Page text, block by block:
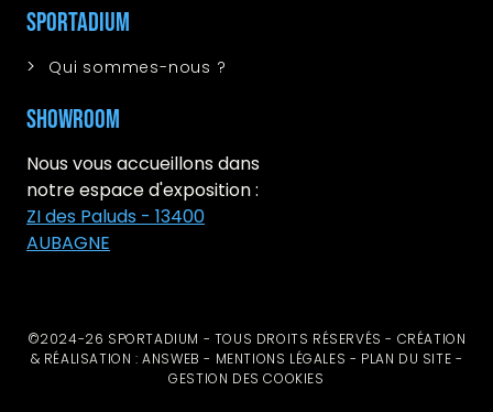
Sportadium
Qui sommes-nous ?
Showroom
Nous vous accueillons dans
notre espace d'exposition :
ZI des Paluds - 13400
AUBAGNE
©2024-26 SPORTADIUM - TOUS DROITS RÉSERVÉS - CRÉATION
& RÉALISATION : ANSWEB - MENTIONS LÉGALES - PLAN DU SITE -
GESTION DES COOKIES